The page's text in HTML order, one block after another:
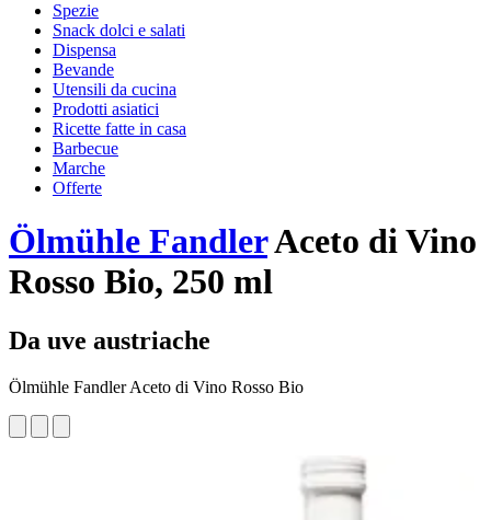
Spezie
Snack dolci e salati
Dispensa
Bevande
Utensili da cucina
Prodotti asiatici
Ricette fatte in casa
Barbecue
Marche
Offerte
Ölmühle FandlerAceto di Vino
Rosso Bio, 250 ml
Da uve austriache
Ölmühle Fandler Aceto di Vino Rosso Bio